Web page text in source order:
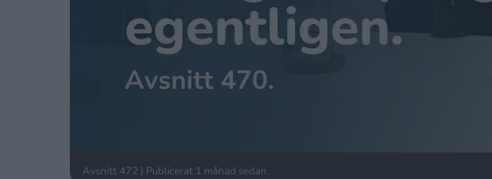
Avsnitt 472 | Publicerat 1 månad sedan.